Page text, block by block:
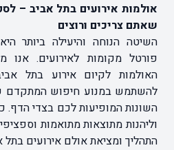
אולמות אירועים בתל אביב –
שאתם צריכים ורוצים
השיטה הנוחה והיעילה ביותר
פורטל מקומות לאירועים. אנו
האולמות לקיום אירוע בתל
להשתמש במנוע חיפוש המתקדם
השונות המופיעות לכם בצדי הדף.
וליהנות מתוצאות מתואמות
התהליך ומציאת אולם אירועים בתל